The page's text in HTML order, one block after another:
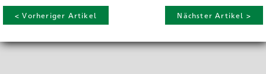
< Vorheriger Artikel Nächster Artikel >